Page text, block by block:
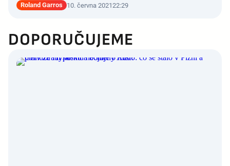
Roland Garros 10. června 202122:29
DOPORUČUJEME